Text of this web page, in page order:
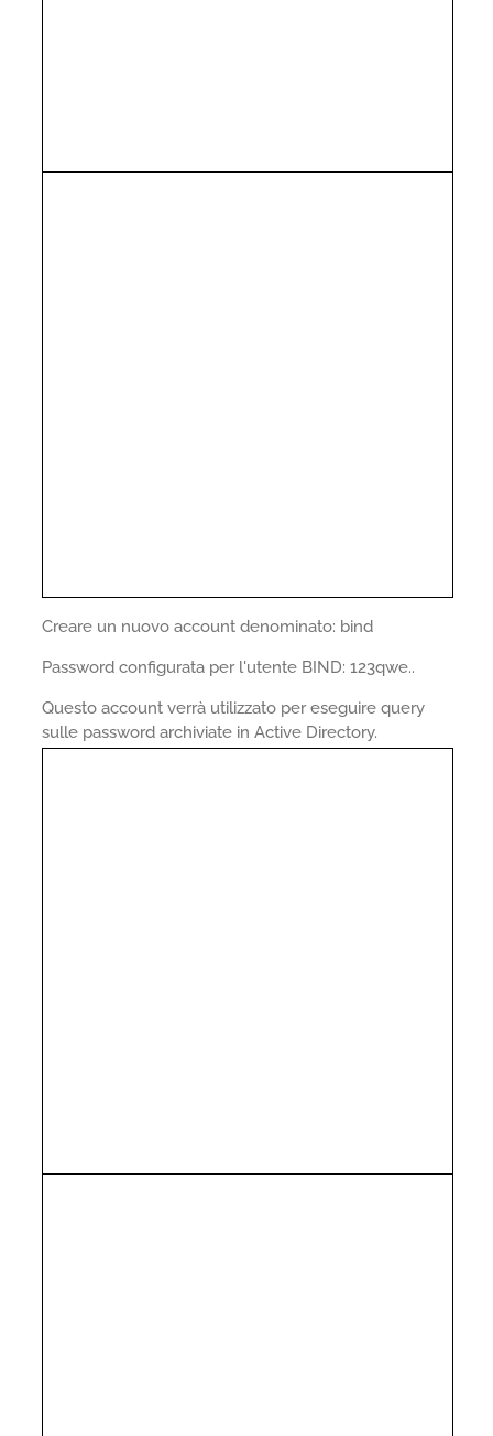
Creare un nuovo account denominato: bind
Password configurata per l'utente BIND: 123qwe..
Questo account verrà utilizzato per eseguire query
sulle password archiviate in Active Directory.